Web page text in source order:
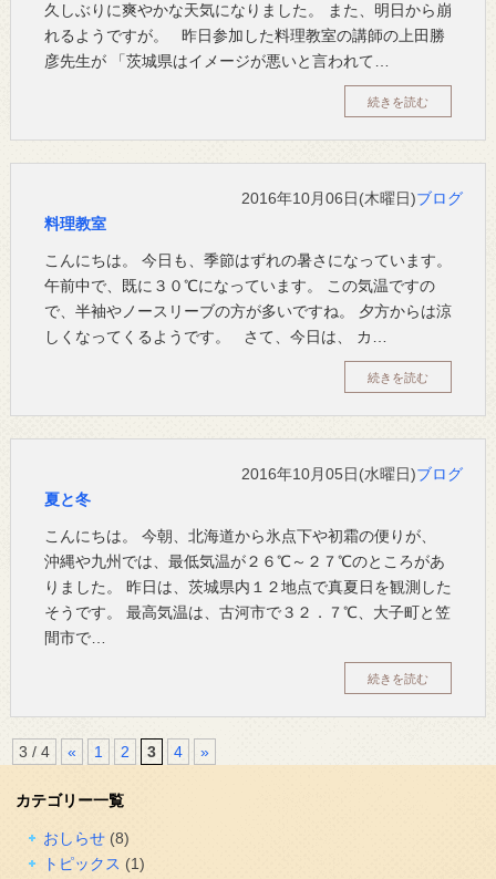
久しぶりに爽やかな天気になりました。 また、明日から崩
れるようですが。 昨日参加した料理教室の講師の上田勝
彦先生が 「茨城県はイメージが悪いと言われて…
続きを読む
2016年10月06日(木曜日)ブログ
料理教室
こんにちは。 今日も、季節はずれの暑さになっています。
午前中で、既に３０℃になっています。 この気温ですの
で、半袖やノースリーブの方が多いですね。 夕方からは涼
しくなってくるようです。 さて、今日は、 カ…
続きを読む
2016年10月05日(水曜日)ブログ
夏と冬
こんにちは。 今朝、北海道から氷点下や初霜の便りが、
沖縄や九州では、最低気温が２６℃～２７℃のところがあ
りました。 昨日は、茨城県内１２地点で真夏日を観測した
そうです。 最高気温は、古河市で３２．７℃、大子町と笠
間市で…
続きを読む
3 / 4 « 1 2 3 4 »
カテゴリー一覧
おしらせ(8)
トピックス (1)